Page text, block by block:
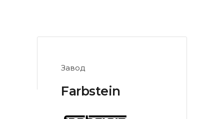
Завод
Farbstein